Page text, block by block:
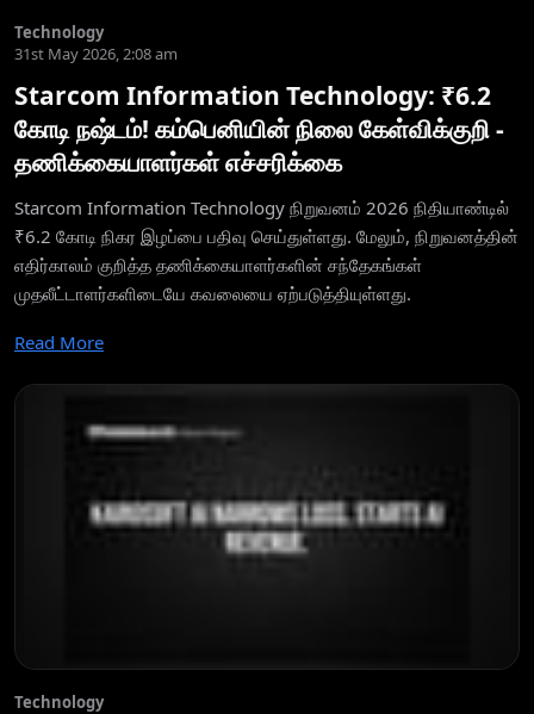
Technology
31st May 2026, 2:08 am
Starcom Information Technology: ₹6.2
கோடி நஷ்டம்! கம்பெனியின் நிலை கேள்விக்குறி -
தணிக்கையாளர்கள் எச்சரிக்கை
Starcom Information Technology நிறுவனம் 2026 நிதியாண்டில்
₹6.2 கோடி நிகர இழப்பை பதிவு செய்துள்ளது. மேலும், நிறுவனத்தின்
எதிர்காலம் குறித்த தணிக்கையாளர்களின் சந்தேகங்கள்
முதலீட்டாளர்களிடையே கவலையை ஏற்படுத்தியுள்ளது.
Read More
Technology